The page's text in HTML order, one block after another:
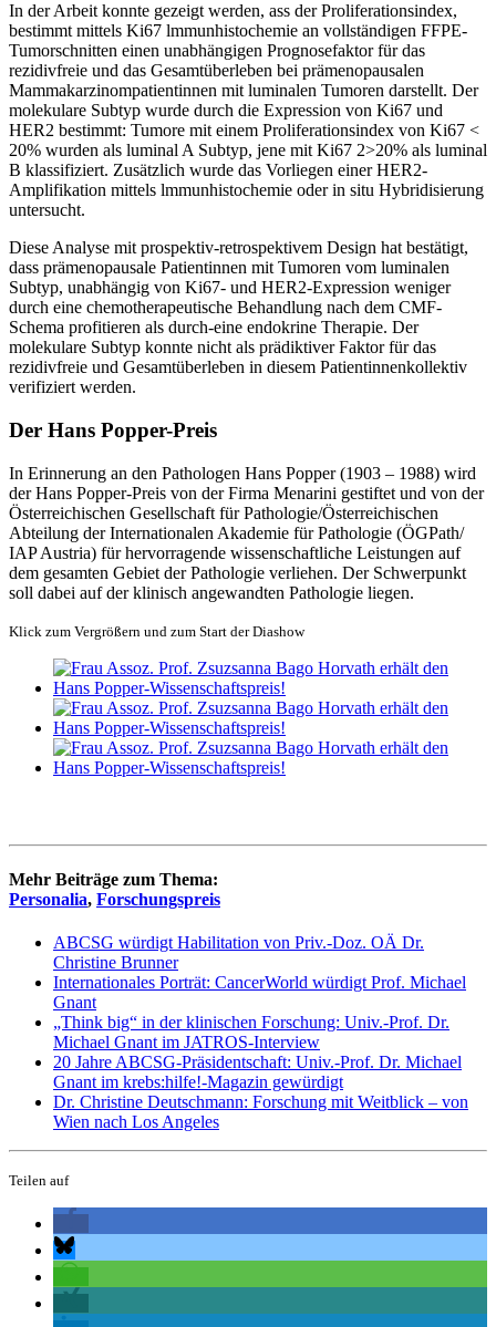
In der Arbeit konnte gezeigt werden, ass der Proliferationsindex,
bestimmt mittels Ki67 lmmunhistochemie an vollständigen FFPE-
Tumorschnitten einen unabhängigen Prognosefaktor für das
rezidivfreie und das Gesamtüberleben bei prämenopausalen
Mammakarzinompatientinnen mit luminalen Tumoren darstellt. Der
molekulare Subtyp wurde durch die Expression von Ki67 und
HER2 bestimmt: Tumore mit einem Proliferationsindex von Ki67 <
20% wurden als luminal A Subtyp, jene mit Ki67 2>20% als luminal
B klassifiziert. Zusätzlich wurde das Vorliegen einer HER2-
Amplifikation mittels lmmunhistochemie oder in situ Hybridisierung
untersucht.
Diese Analyse mit prospektiv-retrospektivem Design hat bestätigt,
dass prämenopausale Patientinnen mit Tumoren vom luminalen
Subtyp, unabhängig von Ki67- und HER2-Expression weniger
durch eine chemotherapeutische Behandlung nach dem CMF-
Schema profitieren als durch-eine endokrine Therapie. Der
molekulare Subtyp konnte nicht als prädiktiver Faktor für das
rezidivfreie und Gesamtüberleben in diesem Patientinnenkollektiv
verifiziert werden.
Der Hans Popper-Preis
In Erinnerung an den Pathologen Hans Popper (1903 – 1988) wird
der Hans Popper-Preis von der Firma Menarini gestiftet und von der
Österreichischen Gesellschaft für Pathologie/Österreichischen
Abteilung der Internationalen Akademie für Pathologie (ÖGPath/
IAP Austria) für hervorragende wissenschaftliche Leistungen auf
dem gesamten Gebiet der Pathologie verliehen. Der Schwerpunkt
soll dabei auf der klinisch angewandten Pathologie liegen.
Klick zum Vergrößern und zum Start der Diashow
Mehr Beiträge zum Thema:
Personalia, Forschungspreis
ABCSG würdigt Habilitation von Priv.-Doz. OÄ Dr.
Christine Brunner
Internationales Porträt: CancerWorld würdigt Prof. Michael
Gnant
„Think big“ in der klinischen Forschung: Univ.-Prof. Dr.
Michael Gnant im JATROS-Interview
20 Jahre ABCSG-Präsidentschaft: Univ.-Prof. Dr. Michael
Gnant im krebs:hilfe!-Magazin gewürdigt
Dr. Christine Deutschmann: Forschung mit Weitblick – von
Wien nach Los Angeles
Teilen auf